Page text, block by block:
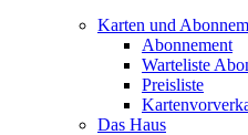
Karten und
Abonnement
Warteliste
Preisliste
Das Haus